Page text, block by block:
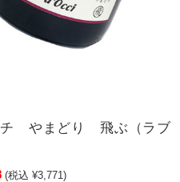
チ やまどり 飛ぶ（ラブ
(税込 ¥3,771)